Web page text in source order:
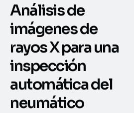
Análisis de
imágenes de
rayos X para una
inspección
automática del
neumático